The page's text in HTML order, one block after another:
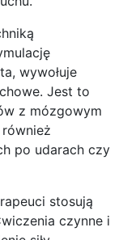
wywołuje
Jest to
z mózgowym
po udarach czy
stosują
czynne i